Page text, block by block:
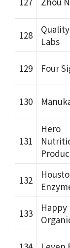
128
Labs
129 Four
130
131
Hero
132
133
Happy